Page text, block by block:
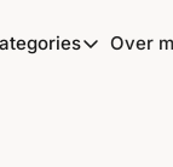
Categories
Over